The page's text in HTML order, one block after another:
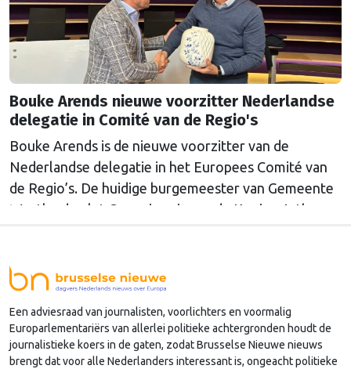
Bouke Arends nieuwe voorzitter Nederlandse
delegatie in Comité van de Regio's
Bouke Arends is de nieuwe voorzitter van de
Nederlandse delegatie in het Europees Comité van
de Regio’s. De huidige burgemeester van Gemeente
Westland volgt Commissaris van de Koning Arthur
Nederlandse regio’s behoorlijk succesvol in hun
lobby in Brussel, en dat komt vooral omdat …
Continued
Een adviesraad van journalisten, voorlichters en voormalig
Europarlementariërs van allerlei politieke achtergronden houdt de
journalistieke koers in de gaten, zodat Brusselse Nieuwe nieuws
brengt dat voor alle Nederlanders interessant is, ongeacht politieke